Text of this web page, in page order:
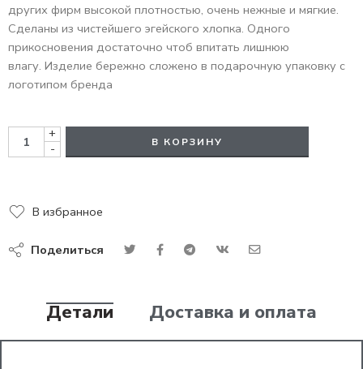
других фирм высокой плотностью, очень нежные и мягкие.
Сделаны из чистейшего эгейского хлопка. Одного
прикосновения достаточно чтоб впитать лишнюю
влагу. Изделие бережно сложено в подарочную упаковку с
логотипом бренда
+
-
В КОРЗИНУ
В избранное
Поделиться
Детали Доставка и оплата